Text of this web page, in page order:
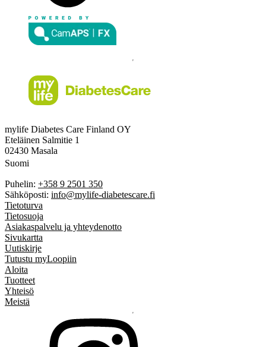
mylife Diabetes Care Finland OY
Eteläinen Salmitie 1
02430 Masala
Suomi
Puhelin: +358 9 2501 350
Sähköposti: info@mylife-diabetescare.fi
Tietoturva
Tietosuoja
Asiakaspalvelu ja yhteydenotto
Sivukartta
Uutiskirje
Tutustu myLoopiin
Aloita
Tuotteet
Yhteisö
Meistä